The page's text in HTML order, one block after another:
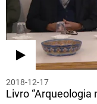
2018-12-17
Livro “Arqueologia